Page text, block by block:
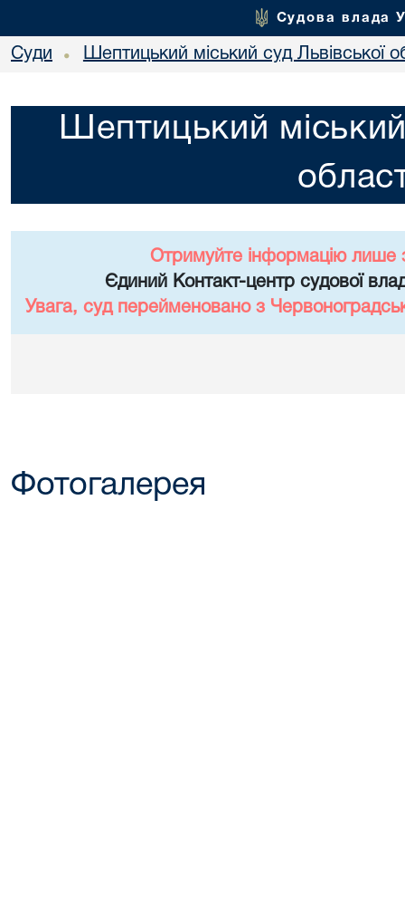
Судова влада
Суди • Шептицький міський суд Львівської
Шептицький міський
Отримуйте інформацію лише
Єдиний Контакт-центр судової
Увага, суд перейменовано з
Фотогалерея